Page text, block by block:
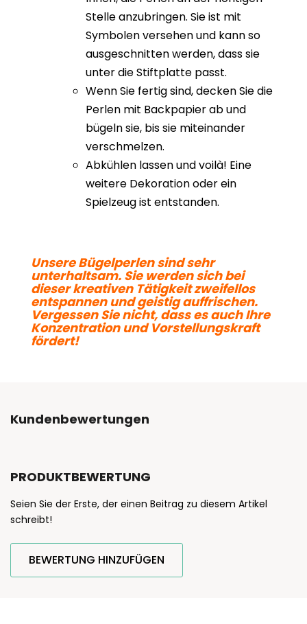
Stelle anzubringen. Sie ist mit
Symbolen versehen und kann so
ausgeschnitten werden, dass sie
unter die Stiftplatte passt.
Wenn Sie fertig sind, decken Sie die
Perlen mit Backpapier ab und
bügeln sie, bis sie miteinander
verschmelzen.
Abkühlen lassen und voilà! Eine
weitere Dekoration oder ein
Spielzeug ist entstanden.
Unsere Bügelperlen sind sehr
unterhaltsam. Sie werden sich bei
dieser kreativen Tätigkeit zweifellos
entspannen und geistig auffrischen.
Vergessen Sie nicht, dass es auch Ihre
Konzentration und Vorstellungskraft
fördert!
Kundenbewertungen
PRODUKTBEWERTUNG
Seien Sie der Erste, der einen Beitrag zu diesem Artikel
schreibt!
BEWERTUNG HINZUFÜGEN